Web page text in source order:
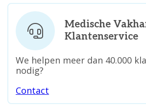
Medische
Klantenservice
We helpen meer dan 40.000
nodig?
Contact